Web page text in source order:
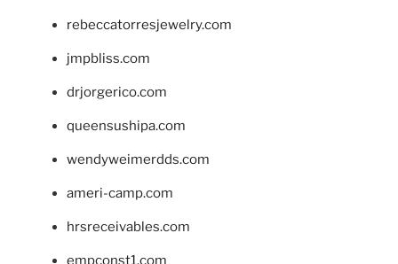
rebeccatorresjewelry.com
jmpbliss.com
drjorgerico.com
queensushipa.com
wendyweimerdds.com
ameri-camp.com
hrsreceivables.com
empconst1.com